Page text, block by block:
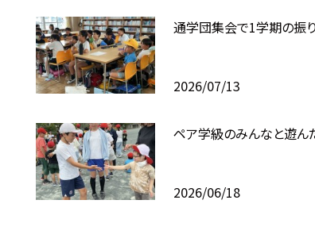
通学団集会で1学期の振
2026/07/13
ペア学級のみんなと遊ん
2026/06/18